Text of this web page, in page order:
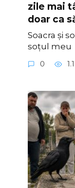
zile mai
doar ca
Soacra și
soțul meu
0